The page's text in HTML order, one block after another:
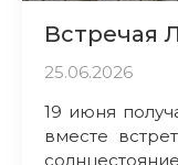
Встречая
25.06.2026
19 июня
вместе